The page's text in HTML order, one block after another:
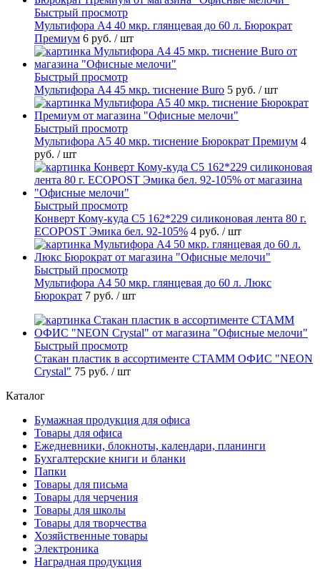
Быстрый просмотр
Мультифора А4 40 мкр. глянцевая до 60 л. Бюрократ
Премиум 6 руб. / шт
Быстрый просмотр
Мультифора А4 45 мкр. тиснение Buro 5 руб. / шт
Быстрый просмотр
Мультифора А5 40 мкр. тиснение Бюрократ Премиум 4
руб. / шт
Быстрый просмотр
Конверт Кому-куда С5 162*229 силиконовая лента 80 г.
ECOPOST Эмика бел. 92-105% 4 руб. / шт
Быстрый просмотр
Мультифора А4 50 мкр. глянцевая до 60 л. Люкс
Бюрократ 7 руб. / шт
Быстрый просмотр
Стакан пластик в ассортименте СТАММ ОФИС "NEON
Crystal" 75 руб. / шт
Каталог
Бумажная продукция для офиса
Товары для офиса
Ежедневники, блокноты, календари, планинги
Бухгалтерские книги и бланки
Папки
Товары для письма
Товары для черчения
Товары для школы
Товары для творчества
Хозяйственные товары
Электроника
Наградная продукция